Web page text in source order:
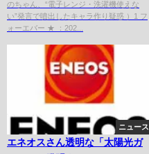
のちゃん、“電子レンジ・洗濯機使えな
い”発言で噴出したキャラ作り疑惑 ）1 フ
ォーエバー ★ ：202...
ニュース
エネオスさん透明な「太陽光ガ